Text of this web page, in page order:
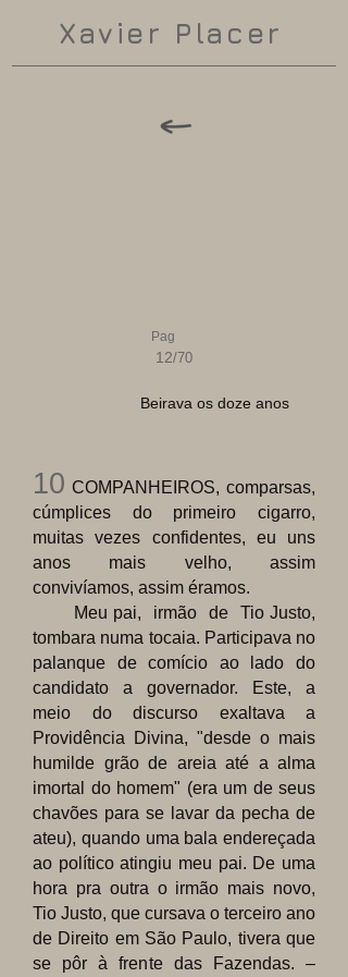
Xavier Placer
Beirava os doze anos
10 COMPANHEIROS, comparsas,
cúmplices do primeiro cigarro,
muitas vezes confidentes, eu uns
anos mais velho, assim
convivíamos, assim éramos.
Meu pai, irmão de Tio Justo,
tombara numa tocaia. Participava no
palanque de comício ao lado do
candidato a governador. Este, a
meio do discurso exaltava a
Providência Divina, "desde o mais
humilde grão de areia até a alma
imortal do homem" (era um de seus
chavões para se lavar da pecha de
ateu), quando uma bala endereçada
ao político atingiu meu pai. De uma
hora pra outra o irmão mais novo,
Tio Justo, que cursava o terceiro ano
de Direito em São Paulo, tivera que
se pôr à frente das Fazendas. –
Pag
12/70